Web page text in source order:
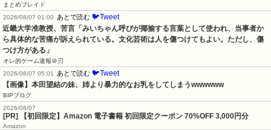
まとめブレイド
2026/08/07 01:00
あとで読む 🐦Tweet
近畿大学准教授、苦言「みいちゃん呼びが揶揄する言葉として使われ、当事者か
ら具体的な苦痛が訴えられている。文化芸術は人を傷つけてもよい。ただし、傷
つけ方がある」
オレ的ゲーム速報＠刃
2026/08/07 05:01
あとで読む 🐦Tweet
【画像】本田望結の妹、姉より暴力的なお乳をしてしまうwwwwww
BIPブログ
2026/08/07
[PR] 【初回限定】Amazon 電子書籍 初回限定クーポン 70%OFF 3,000円分
Amazon